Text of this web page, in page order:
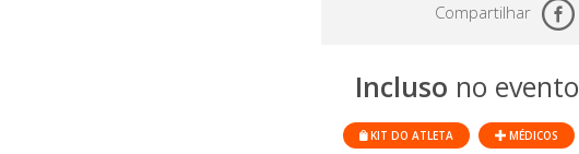
Compartilhar
Incluso no evento
KIT DO ATLETA MÉDICOS